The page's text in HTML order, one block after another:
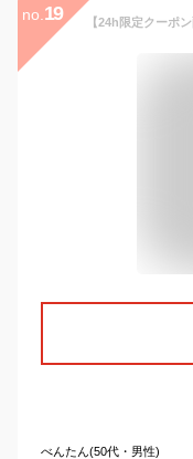
no. 19
べんたん(50代・男性)